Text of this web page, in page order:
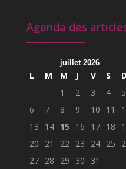
Agenda des
juillet 2026
L M M J V S
D
1
2 3 4
5
6
7 8 9 10 11
13
14 15 16 17 18
20
21 22 23 24 25
27 28 29 30
31